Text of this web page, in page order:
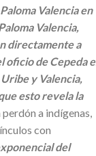
Valencia en
Valencia,
directamente a
oficio de Cepeda
y Valencia,
esto revela la
a indígenas,
con
del